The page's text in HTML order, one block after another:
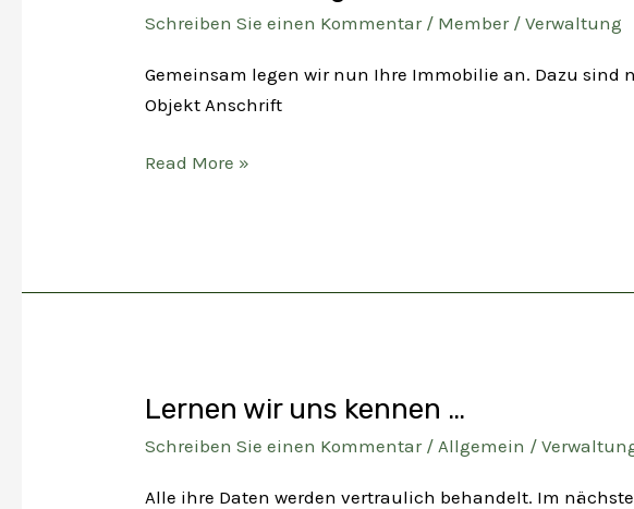
Schreiben Sie einen Kommentar / Member/Verwaltung
Gemeinsam legen wir nun Ihre Immobilie an. Dazu sind
Objekt Anschrift
Immobilie
Read More »
Lernen wir uns kennen …
Schreiben Sie einen Kommentar /Allgemein /
Alle ihre Daten werden vertraulich behandelt. Im